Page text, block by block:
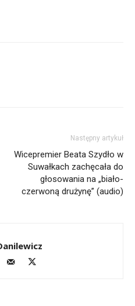
Następny artykuł
Wicepremier Beata Szydło w
Suwałkach zachęcała do
głosowania na „biało-
czerwoną drużynę” (audio)